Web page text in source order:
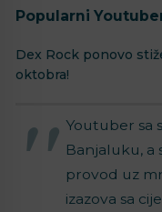
Popularni
Dex Rock ponovo
oktobra!
Youtuber sa
Banjaluku, a
provod uz
izazova sa